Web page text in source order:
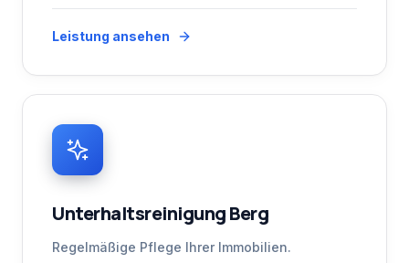
Leistung ansehen
Unterhaltsreinigung Berg
Regelmäßige Pflege Ihrer Immobilien.